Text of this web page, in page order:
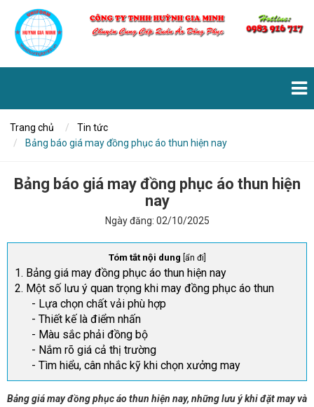
Trang chủ
Tin tức
Bảng báo giá may đồng phục áo thun hiện nay
Bảng báo giá may đồng phục áo thun hiện
nay
Ngày đăng: 02/10/2025
Tóm tắt nội dung ẩn đi
1. Bảng giá may đồng phục áo thun hiện nay
2. Một số lưu ý quan trọng khi may đồng phục áo thun
- Lựa chọn chất vải phù hợp
- Thiết kế là điểm nhấn
- Màu sắc phải đồng bộ
- Nắm rõ giá cả thị trường
- Tìm hiểu, cân nhắc kỹ khi chọn xưởng may
Bảng giá may đồng phục áo thun hiện nay, những lưu ý khi đặt may và